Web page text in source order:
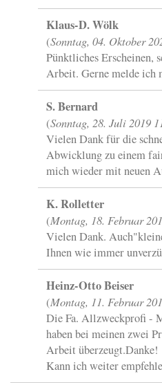
Klaus-D. Wölk
(Sonntag, 04. Oktober
Pünktliches Erscheinen,
Arbeit. Gerne melde ich
S. Bernard
(Sonntag, 28. Juli 2019
Vielen Dank für die
Abwicklung zu einem
mich wieder mit neuen
K. Rolletter
(Montag, 18. Februar
Vielen Dank.
Ihnen wie immer
Heinz-Otto Beiser
(Montag, 11. Februar
Die Fa. Allzweckprofi -
haben bei meinen zwei
Arbeit überzeugt.Danke!
Kann ich weiter